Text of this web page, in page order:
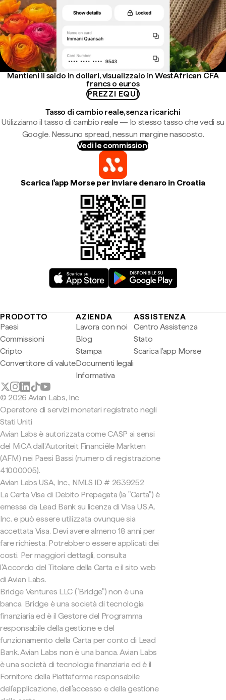
Mantieni il saldo in dollari, visualizzalo in West African CFA
francs o euros
PREZZI EQUI
Tasso di cambio reale, senza ricarichi
Utilizziamo il tasso di cambio reale — lo stesso tasso che vedi su
Google. Nessuno spread, nessun margine nascosto.
Vedi le commissioni
Scarica l'app Morse per inviare denaro in Croatia
PRODOTTO
Paesi
Commissioni
Cripto
Convertitore di valute
AZIENDA
Lavora con noi
Blog
Stampa
Documenti legali
Informativa
ASSISTENZA
Centro Assistenza
Stato
Scarica l'app Morse
© 2026 Avian Labs, Inc
Operatore di servizi monetari registrato negli
Stati Uniti
Avian Labs è autorizzata come CASP ai sensi
del MiCA dall'Autoriteit Financiële Markten
(AFM) nei Paesi Bassi (numero di registrazione
41000005).
Avian Labs USA, Inc., NMLS ID # 2639252
La Carta Visa di Debito Prepagata (la "Carta") è
emessa da Lead Bank su licenza di Visa U.S.A.
Inc. e può essere utilizzata ovunque sia
accettata Visa. Devi avere almeno 18 anni per
fare richiesta. Potrebbero essere applicati dei
costi. Per maggiori dettagli, consulta
l'Accordo del Titolare della Carta e il sito web
di Avian Labs.
Bridge Ventures LLC ("Bridge") non è una
banca. Bridge è una società di tecnologia
finanziaria ed è il Gestore del Programma
responsabile della gestione e del
funzionamento della Carta per conto di Lead
Bank. Avian Labs non è una banca. Avian Labs
è una società di tecnologia finanziaria ed è il
Fornitore della Piattaforma responsabile
dell'applicazione, dell'accesso e della gestione